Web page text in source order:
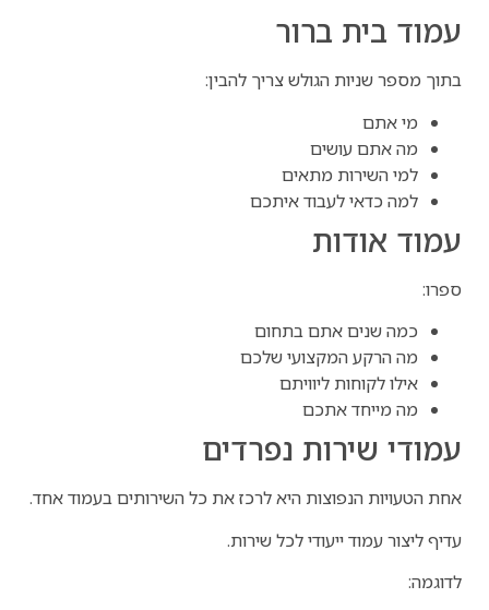
עמוד בית ברור
בתוך מספר שניות הגולש צריך להבין:
מי אתם
מה אתם עושים
למי השירות מתאים
למה כדאי לעבוד איתכם
עמוד אודות
ספרו:
כמה שנים אתם בתחום
מה הרקע המקצועי שלכם
אילו לקוחות ליוויתם
מה מייחד אתכם
עמודי שירות נפרדים
אחת הטעויות הנפוצות היא לרכז את כל השירותים בעמוד אחד.
עדיף ליצור עמוד ייעודי לכל שירות.
לדוגמה: